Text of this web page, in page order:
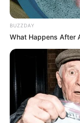
Environ 10 000
7 juin prochains
Nul doute que
par les anciens
connaîtra
BUZZDAY
What Happens After